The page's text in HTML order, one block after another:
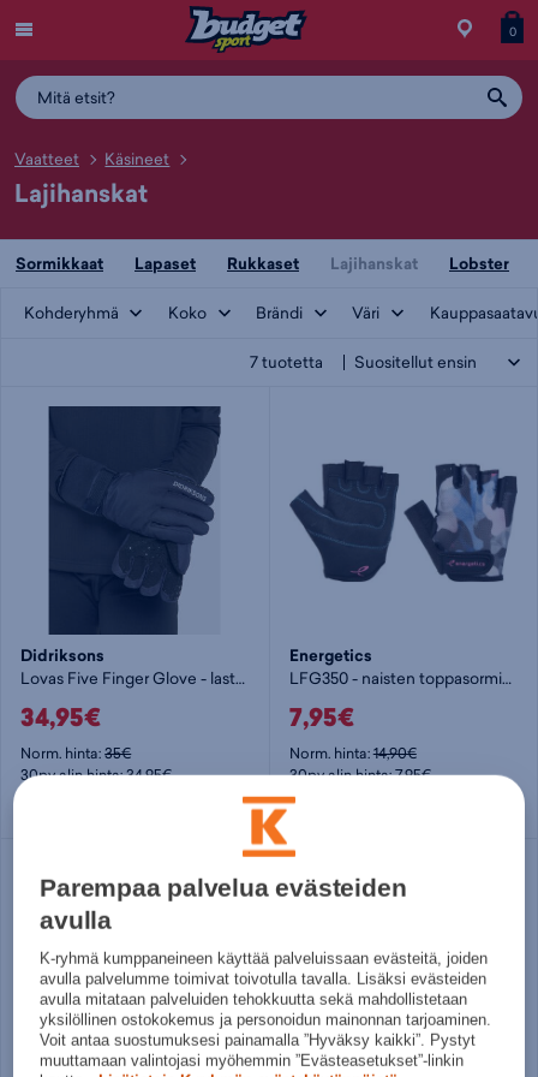
Siirry
0
Vaatteet Käsineet
Lajihanskat
Sormikkaat Lapaset Rukkaset Lajihanskat Lobster
Kohderyhmä Koko Brändi Väri
7tuotetta
Didriksons
Lovas Five Finger Glove - lasten toppasormikas
34,95€
Norm. hinta:35€
30pv alin hinta: 34,95€
Energetics
LFG350 - naisten toppasormikas
7,95€
Norm. hinta:14,90€
30pv alin hinta: 7,95€
Parempaa palvelua evästeiden
avulla
K-ryhmä kumppaneineen käyttää palveluissaan evästeitä, joiden
avulla palvelumme toimivat toivotulla tavalla. Lisäksi evästeiden
avulla mitataan palveluiden tehokkuutta sekä mahdollistetaan
yksilöllinen ostokokemus ja personoidun mainonnan tarjoaminen.
Voit antaa suostumuksesi painamalla ”Hyväksy kaikki”. Pystyt
muuttamaan valintojasi myöhemmin ”Evästeasetukset”-linkin